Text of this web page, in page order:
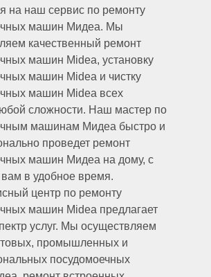
на наш сервис по ремонту
машин Мидеа. Мы
качественный ремонт
машин Midea, установку
машин Midea и чистку
машин Midea всех
сложности. Наш мастер по
машинам Мидеа быстро и
проведет ремонт
машин Мидеа на дому, с
в удобное время.
центр по ремонту
машин Midea предлагает
услуг. Мы осуществляем
промышленных и
посудомоечных